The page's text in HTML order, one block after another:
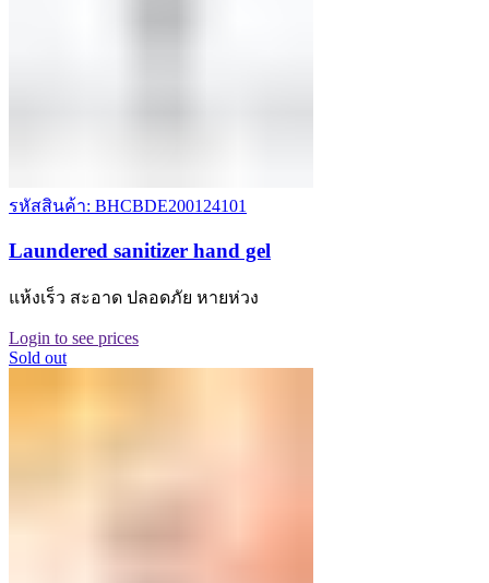
รหัสสินค้า: BHCBDE200124101
Laundered sanitizer hand gel
แห้งเร็ว สะอาด ปลอดภัย หายห่วง
Login to see prices
Sold out